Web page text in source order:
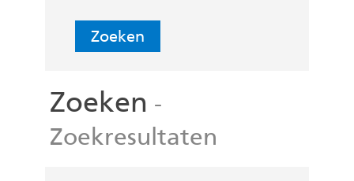
Zoeken
Zoeken -
Zoekresultaten